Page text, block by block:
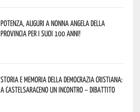
Potenza, auguri a nonna Angela della
provincia per i suoi 100 anni!
Storia e memoria della Democrazia Cristiana:
a Castelsaraceno un incontro – dibattito